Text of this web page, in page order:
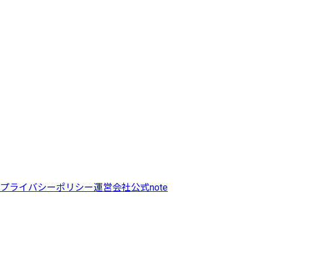
プライバシーポリシー運営会社公式note